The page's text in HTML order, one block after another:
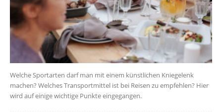
Welche Sportarten darf man mit einem künstlichen Kniegelenk
machen? Welches Transportmittel ist bei Reisen zu empfehlen? Hier
wird auf einige wichtige Punkte eingegangen.